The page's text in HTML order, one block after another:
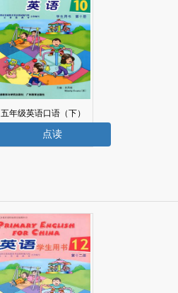
五年级英语口语（下）
电子课本
点读